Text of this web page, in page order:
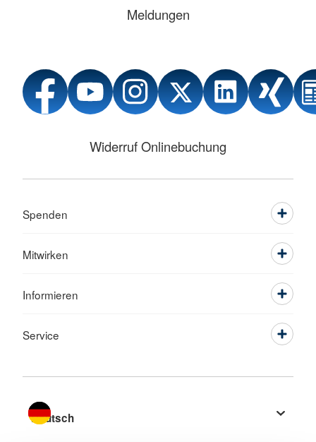
Meldungen
Widerruf Onlinebuchung
Spenden
Mitwirken
Informieren
Service
Sprache wechseln zu